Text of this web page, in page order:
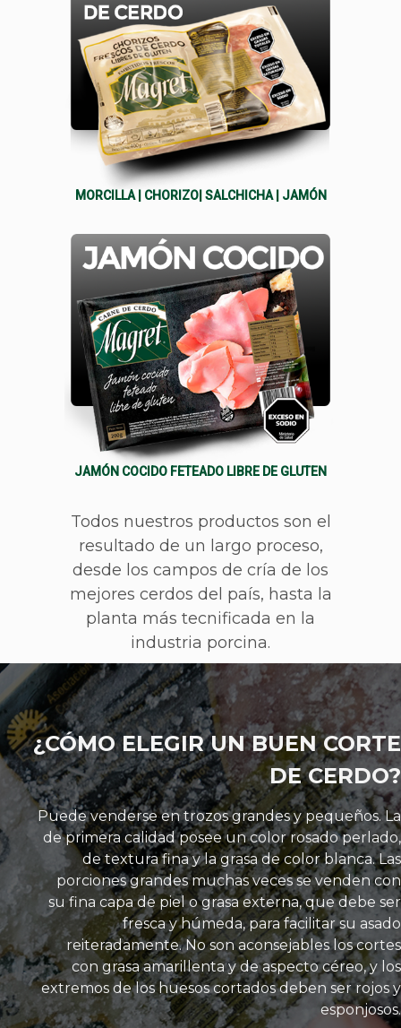
MORCILLA| CHORIZO| SALCHICHA| JAMÓN
JAMÓN COCIDO FETEADO LIBRE DE GLUTEN
Todos nuestros productos son el
resultado de un largo proceso,
desde los campos de cría de los
mejores cerdos del país, hasta la
planta más tecnificada en la
industria porcina.
¿CÓMO ELEGIR UN BUEN CORTE
DE CERDO?
Puede venderse en trozos grandes y pequeños. La
de primera calidad posee un color rosado perlado,
de textura fina y la grasa de color blanca. Las
porciones grandes muchas veces se venden con
su fina capa de piel o grasa externa, que debe ser
fresca y húmeda, para facilitar su asado
reiteradamente. No son aconsejables los cortes
con grasa amarillenta y de aspecto céreo, y los
extremos de los huesos cortados deben ser rojos y
esponjosos.